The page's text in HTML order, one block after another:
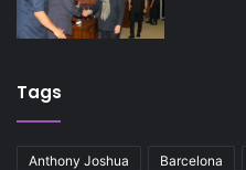
Tags
Anthony Joshua Barcelona